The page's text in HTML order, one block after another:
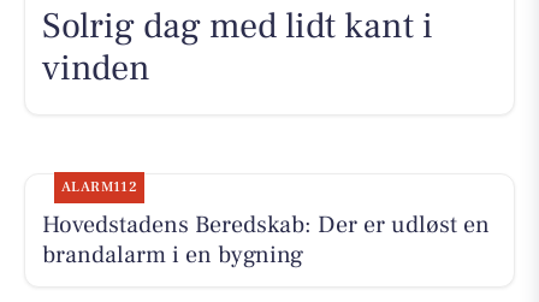
Solrig dag med lidt kant i
vinden
ALARM112
Hovedstadens Beredskab: Der er udløst en
brandalarm i en bygning